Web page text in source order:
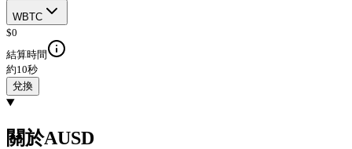
WBTC
$0
結算時間
約10秒
兌換
關於AUSD